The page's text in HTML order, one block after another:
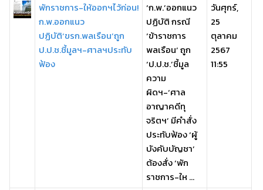
พักราชการ-ให้ออกฯไว้ก่อน!
ก.พ.ออกแนว
ปฏิบัติ‘ขรก.พลเรือน’ถูก
ป.ป.ช.ชี้มูลฯ-ศาลฯประทับ
ฟ้อง
‘ก.พ.’ออกแนว
ปฏิบัติ กรณี
‘ข้าราชการ
พลเรือน’ ถูก
‘ป.ป.ช.’ชี้มูล
ความ
ผิดฯ-‘ศาล
อาญาคดีทุ
จริตฯ’ มีคำสั่ง
ประทับฟ้อง ‘ผู้
บังคับบัญชา’
ต้องสั่ง ‘พัก
ราชการ-ให ...
วันศุกร์,
25
ตุลาคม
2567
11:55